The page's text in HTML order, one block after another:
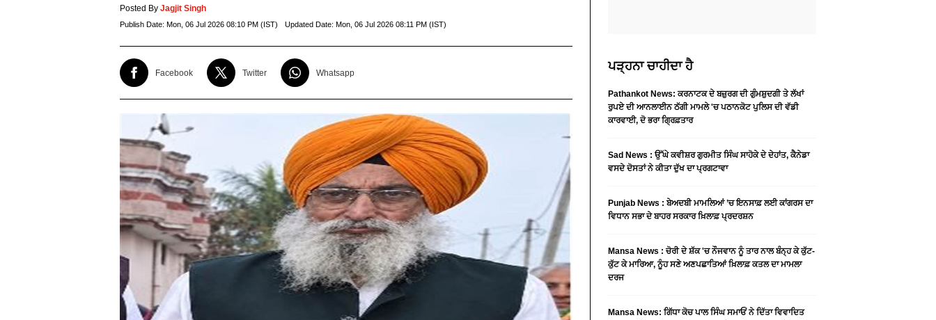
Posted By Jagjit Singh
Publish Date: Mon, 06 Jul 2026 08:10 PM (IST) Updated Date: Mon, 06 Jul 2026 08:11 PM (IST)
Facebook Twitter Whatsapp ਪੜ੍ਹਨਾ ਚਾਹੀਦਾ ਹੈ
Pathankot News: ਕਰਨਾਟਕ ਦੇ ਬਜ਼ੁਰਗ ਦੀ ਗੁੰਮਸ਼ੁਦਗੀ ਤੇ ਲੱਖਾਂ
ਰੁਪਏ ਦੀ ਆਨਲਾਈਨ ਠੱਗੀ ਮਾਮਲੇ 'ਚ ਪਠਾਨਕੋਟ ਪੁਲਿਸ ਦੀ ਵੱਡੀ
ਕਾਰਵਾਈ, ਦੋ ਭਰਾ ਗ੍ਰਿਫ਼ਤਾਰ
Sad News : ਉੱਘੇ ਕਵੀਸ਼ਰ ਗੁਰਮੀਤ ਸਿੰਘ ਸਾਹੋਕੇ ਦੇ ਦੇਹਾਂਤ, ਕੈਨੇਡਾ
ਵਸਦੇ ਦੋਸਤਾਂ ਨੇ ਕੀਤਾ ਦੁੱਖ ਦਾ ਪ੍ਰਗਟਾਵਾ
Punjab News : ਬੇਅਦਬੀ ਮਾਮਲਿਆਂ ’ਚ ਇਨਸਾਫ਼ ਲਈ ਕਾਂਗਰਸ ਦਾ
ਵਿਧਾਨ ਸਭਾ ਦੇ ਬਾਹਰ ਸਰਕਾਰ ਖ਼ਿਲਾਫ਼ ਪ੍ਰਦਰਸ਼ਨ
Mansa News : ਚੋਰੀ ਦੇ ਸ਼ੱਕ 'ਚ ਨੌਜਵਾਨ ਨੂੰ ਤਾਰ ਨਾਲ ਬੰਨ੍ਹ ਕੇ ਕੁੱਟ-
ਕੁੱਟ ਕੇ ਮਾਰਿਆ, ਨੂੰਹ ਸਣੇ ਅਣਪਛਾਤਿਆਂ ਖ਼ਿਲਾਫ਼ ਕਤਲ ਦਾ ਮਾਮਲਾ
ਦਰਜ
Mansa News: ਗਿੱਧਾ ਕੋਚ ਪਾਲ ਸਿੰਘ ਸਮਾਓਂ ਨੇ ਦਿੱਤਾ ਵਿਵਾਦਿਤ